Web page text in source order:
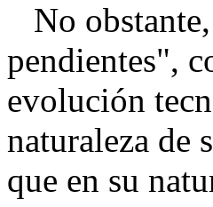
No
pendientes",
evolución
naturaleza de
que en su